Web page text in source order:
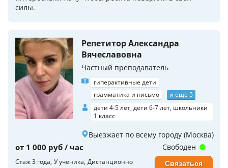
силы.
Репетитор Александра
Вячеславовна
Частный преподаватель
гиперактивные дети
грамматика и письмо
и еще 5
дети 4-5 лет, дети 6-7 лет, школьники
1 класс
Выезжает по всему городу (Москва)
от 1 000 руб / час
Стаж 3 года У ученика Дистанционно
Свободен
Связаться